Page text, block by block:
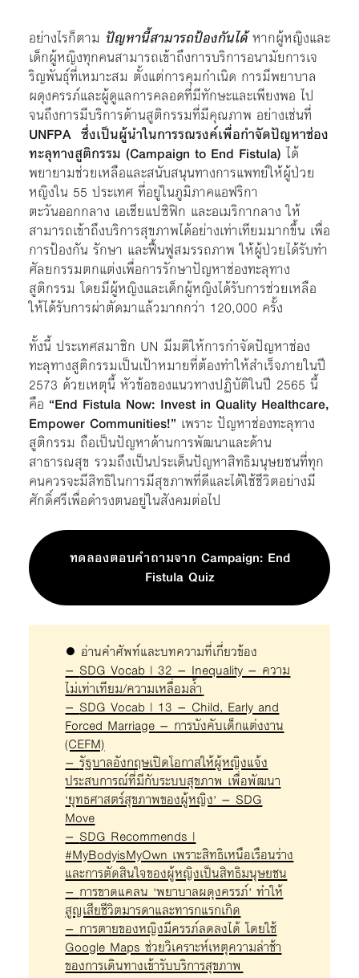
อย่างไรก็ตาม ปัญหานี้สามารถป้องกันได้หากผู้หญิงและ
เด็กผู้หญิงทุกคนสามารถเข้าถึงการบริการอนามัยการเจ
ริญพันธ์ุที่เหมาะสม ตั้งแต่การคุมกำเนิด การมีพยาบาล
ผดุงครรภ์และผู้ดูแลการคลอดที่มีทักษะและเพียงพอ ไป
จนถึงการมีบริการด้านสูติกรรมที่มีคุณภาพ อย่างเช่นที่
UNFPA ซึ่งเป็นผู้นำในการรณรงค์เพื่อกำจัดปัญหาช่อง
ทะลุทางสูติกรรม (Campaign to End Fistula) ได้
พยายามช่วยเหลือและสนับสนุนทางการแพทย์ให้ผู้ป่วย
หญิงใน 55 ประเทศ ที่อยู่ในภูมิภาคแอฟริกา
ตะวันออกกลาง เอเชียแปซิฟิก และอเมริกากลาง ให้
สามารถเข้าถึงบริการสุขภาพได้อย่างเท่าเทียมมากขึ้น เพื่อ
การป้องกัน รักษา และฟื้นฟูสมรรถภาพ ให้ผู้ป่วยได้รับทำ
ศัลยกรรมตกแต่งเพื่อการรักษาปัญหาช่องทะลุทาง
สูติกรรม โดยมีผู้หญิงและเด็กผู้หญิงได้รับการช่วยเหลือ
ให้ได้รับการผ่าตัดมาแล้วมากกว่า 120,000 ครั้ง
ทั้งนี้ ประเทศสมาชิก UN มีมติให้การกำจัดปัญหาช่อง
ทะลุทางสูติกรรมเป็นเป้าหมายที่ต้องทำให้สำเร็จภายในปี
2573 ด้วยเหตุนี้ หัวข้อของแนวทางปฏิบัติในปี 2565 นี้
คือ “End Fistula Now: Invest in Quality Healthcare,
Empower Communities!” เพราะ ปัญหาช่องทะลุทาง
สูติกรรม ถือเป็นปัญหาด้านการพัฒนาและด้าน
สาธารณสุข รวมถึงเป็นประเด็นปัญหาสิทธิมนุษยชนที่ทุก
คนควรจะมีสิทธิในการมีสุขภาพที่ดีและได้ใช้ชีวิตอย่างมี
ศักดิ์ศรีเพื่อดำรงตนอยู่ในสังคมต่อไป
ทดลองตอบคำถามจาก Campaign: End
Fistula Quiz
● อ่านคำศัพท์และบทความที่เกี่ยวข้อง
–SDG Vocab | 32 – Inequality – ความ
ไม่เท่าเทียม/ความเหลื่อมล้ำ
–SDG Vocab | 13 – Child, Early and
Forced Marriage – การบังคับเด็กแต่งงาน
(CEFM)
–รัฐบาลอังกฤษเปิดโอกาสให้ผู้หญิงแจ้ง
ประสบการณ์ที่มีกับระบบสุขภาพ เพื่อพัฒนา
‘ยุทธศาสตร์สุขภาพของผู้หญิง’ – SDG
Move
–SDG Recommends |
#MyBodyisMyOwn เพราะสิทธิเหนือเรือนร่าง
และการตัดสินใจของผู้หญิงเป็นสิทธิมนุษยชน
–การขาดแคลน ‘พยาบาลผดุงครรภ์’ ทำให้
สูญเสียชีวิตมารดาและทารกแรกเกิด
–การตายของหญิงมีครรภ์ลดลงได้ โดยใช้
Google Maps ช่วยวิเคราะห์เหตุความล่าช้า
ของการเดินทางเข้ารับบริการสุขภาพ